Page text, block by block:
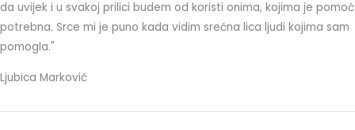
da uvijek i u svakoj prilici budem od koristi onima, kojima je pomoć
potrebna. Srce mi je puno kada vidim srećna lica ljudi kojima sam
pomogla."
Ljubica Marković